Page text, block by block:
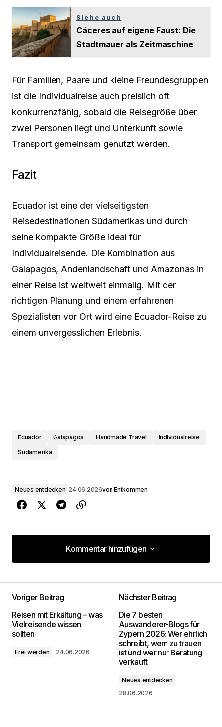
Siehe auch
Cáceres auf eigene Faust: Die
Stadtmauer als Zeitmaschine
Für Familien, Paare und kleine Freundesgruppen
ist die Individualreise auch preislich oft
konkurrenzfähig, sobald die Reisegröße über
zwei Personen liegt und Unterkunft sowie
Transport gemeinsam genutzt werden.
Fazit
Ecuador ist eine der vielseitigsten
Reisedestinationen Südamerikas und durch
seine kompakte Größe ideal für
Individualreisende. Die Kombination aus
Galapagos, Andenlandschaft und Amazonas in
einer Reise ist weltweit einmalig. Mit der
richtigen Planung und einem erfahrenen
Spezialisten vor Ort wird eine Ecuador-Reise zu
einem unvergesslichen Erlebnis.
Ecuador Galapagos Handmade Travel
Individualreise
Südamerika
Neues entdecken 24.06.2026von Entkommen
Kommentar hinzufügen
Kommentar hinzufügen
veröffentlicht. Erforderliche Felder sind mit
markiert
Kommentar*
Voriger Beitrag
Reisen mit Erkältung – was
Vielreisende wissen
sollten
Frei werden 24.06.2026
Nächster Beitrag
Die 7 besten
Auswanderer-Blogs für
Zypern 2026: Wer ehrlich
schreibt, wem zu trauen
ist und wer nur Beratung
verkauft
Neues entdecken
28.06.2026